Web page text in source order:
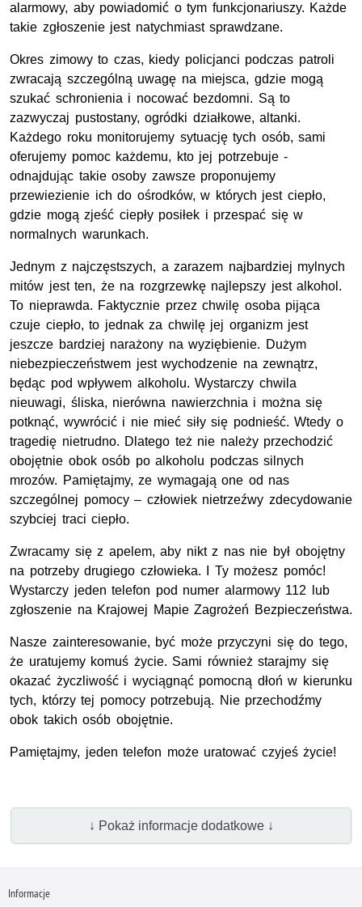
alarmowy, aby powiadomić o tym funkcjonariuszy. Każde
takie zgłoszenie jest natychmiast sprawdzane.
Okres zimowy to czas, kiedy policjanci podczas patroli
zwracają szczególną uwagę na miejsca, gdzie mogą
szukać schronienia i nocować bezdomni. Są to
zazwyczaj pustostany, ogródki działkowe, altanki.
Każdego roku monitorujemy sytuację tych osób, sami
oferujemy pomoc każdemu, kto jej potrzebuje -
odnajdując takie osoby zawsze proponujemy
przewiezienie ich do ośrodków, w których jest ciepło,
gdzie mogą zjeść ciepły posiłek i przespać się w
normalnych warunkach.
Jednym z najczęstszych, a zarazem najbardziej mylnych
mitów jest ten, że na rozgrzewkę najlepszy jest alkohol.
To nieprawda. Faktycznie przez chwilę osoba pijąca
czuje ciepło, to jednak za chwilę jej organizm jest
jeszcze bardziej narażony na wyziębienie. Dużym
niebezpieczeństwem jest wychodzenie na zewnątrz,
będąc pod wpływem alkoholu. Wystarczy chwila
nieuwagi, śliska, nierówna nawierzchnia i można się
potknąć, wywrócić i nie mieć siły się podnieść. Wtedy o
tragedię nietrudno. Dlatego też nie należy przechodzić
obojętnie obok osób po alkoholu podczas silnych
mrozów. Pamiętajmy, ze wymagają one od nas
szczególnej pomocy – człowiek nietrzeźwy zdecydowanie
szybciej traci ciepło.
Zwracamy się z apelem, aby nikt z nas nie był obojętny
na potrzeby drugiego człowieka. I Ty możesz pomóc!
Wystarczy jeden telefon pod numer alarmowy 112 lub
zgłoszenie na Krajowej Mapie Zagrożeń Bezpieczeństwa.
Nasze zainteresowanie, być może przyczyni się do tego,
że uratujemy komuś życie. Sami również starajmy się
okazać życzliwość i wyciągnąć pomocną dłoń w kierunku
tych, którzy tej pomocy potrzebują. Nie przechodźmy
obok takich osób obojętnie.
Pamiętajmy, jeden telefon może uratować czyjeś życie!
↓ Pokaż informacje dodatkowe ↓
Informacje